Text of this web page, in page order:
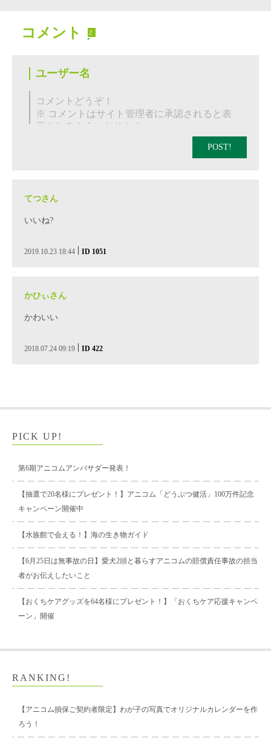
コメント 2
POST!
てつさん
いいね?
2019.10.23 18:44 | ID 1051
かひぃさん
かわいい
2018.07.24 09:19 | ID 422
PICK UP!
第6期アニコムアンバサダー発表！
【抽選で20名様にプレゼント！】アニコム「どうぶつ健活」100万件記念
キャンペーン開催中
【水族館で会える！】海の生き物ガイド
【6月25日は無事故の日】愛犬2頭と暮らすアニコムの賠償責任事故の担当
者がお伝えしたいこと
【おくちケアグッズを64名様にプレゼント！】「おくちケア応援キャンペ
ーン」開催
RANKING!
【アニコム損保ご契約者限定】わが子の写真でオリジナルカレンダーを作
ろう！